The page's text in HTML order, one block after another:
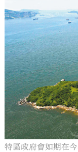
特區政府會如期在